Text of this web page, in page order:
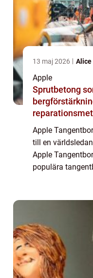
13 maj 2026 Alice
Apple
Sprutbetong
Apple
till en
Apple
populära